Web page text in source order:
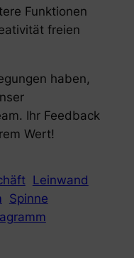
Funktionen
freien
haben,
Ihr Feedback
Wert!
Leinwand
Spinne